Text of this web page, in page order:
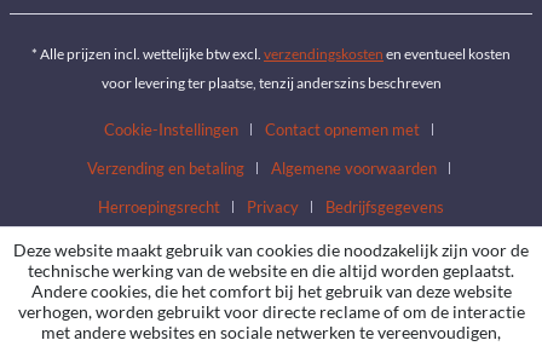
* Alle prijzen incl. wettelijke btw excl. verzendingskosten en eventueel kosten
voor levering ter plaatse, tenzij anderszins beschreven
Cookie-Instellingen
Contact opnemen met
Verzending en betaling
Algemene voorwaarden
Herroepingsrecht
Privacy Bedrijfsgegevens
Deze website maakt gebruik van cookies die noodzakelijk zijn voor de
technische werking van de website en die altijd worden geplaatst.
Andere cookies, die het comfort bij het gebruik van deze website
verhogen, worden gebruikt voor directe reclame of om de interactie
met andere websites en sociale netwerken te vereenvoudigen,